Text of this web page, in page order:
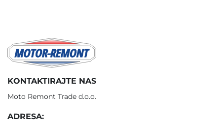
KONTAKTIRAJTE NAS
Moto Remont Trade d.o.o.
ADRESA: